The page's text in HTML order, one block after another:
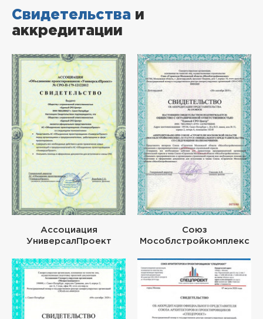
Свидетельства и
аккредитации
Ассоциация
УниверсалПроект
Союз
Мособлстройкомплекс